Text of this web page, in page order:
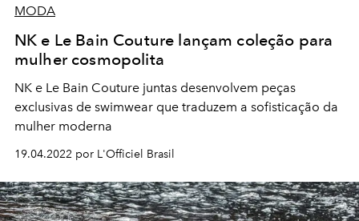
MODA
NK e Le Bain Couture lançam coleção para
mulher cosmopolita
NK e Le Bain Couture juntas desenvolvem peças
exclusivas de swimwear que traduzem a sofisticação da
mulher moderna
19.04.2022 por L'Officiel Brasil